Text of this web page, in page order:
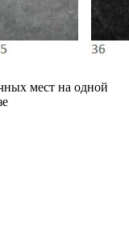
мест на одной